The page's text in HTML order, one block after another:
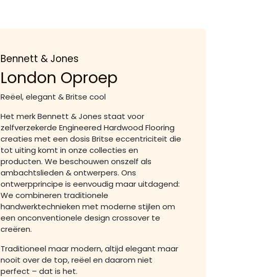
Bennett & Jones
London Oproep
Reëel, elegant & Britse cool
Het merk Bennett & Jones staat voor
zelfverzekerde Engineered Hardwood Flooring
creaties met een dosis Britse eccentriciteit die
tot uiting komt in onze collecties en
producten. We beschouwen onszelf als
ambachtslieden & ontwerpers. Ons
ontwerpprincipe is eenvoudig maar uitdagend:
We combineren traditionele
handwerktechnieken met moderne stijlen om
een onconventionele design crossover te
creëren.
Traditioneel maar modern, altijd elegant maar
nooit over de top, reëel en daarom niet
perfect – dat is het.